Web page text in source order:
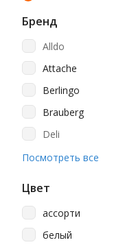
Бренд
Alldo
Attache
Berlingo
Brauberg
Deli
Dolce Costo
Kw-Trio
Посмотреть все
Цвет
ассорти
белый